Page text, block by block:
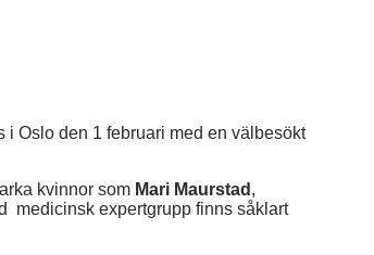
Oslo den 1 februari med en välbesökt
kvinnor som Mari Maurstad ,
medicinsk expertgrupp finns såklart